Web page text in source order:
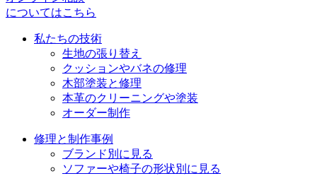
ー
についてはこちら
私たちの技術
生地の張り替え
クッションやバネの修理
木部塗装と修理
本革のクリーニングや塗装
オーダー制作
修理と制作事例
ブランド別に見る
ソファーや椅子の形状別に見る